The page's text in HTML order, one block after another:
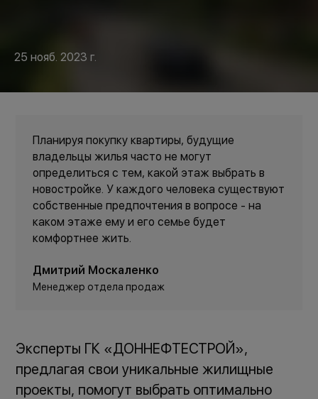
25 нояб. 2023 г.
Планируя покупку квартиры, будущие
владельцы жилья часто не могут
определиться с тем, какой этаж выбрать в
новостройке. У каждого человека существуют
собственные предпочтения в вопросе - на
каком этаже ему и его семье будет
комфортнее жить.
Дмитрий Москаленко
Менеджер отдела продаж
Эксперты ГК «ДОННЕФТЕСТРОЙ»,
предлагая свои уникальные жилищные
проекты, помогут выбрать оптимально